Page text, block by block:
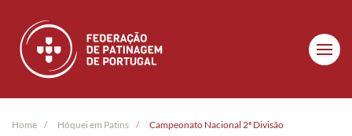
Skip to main content
Home Hóquei em Patins Campeonato Nacional 2ª Divisão